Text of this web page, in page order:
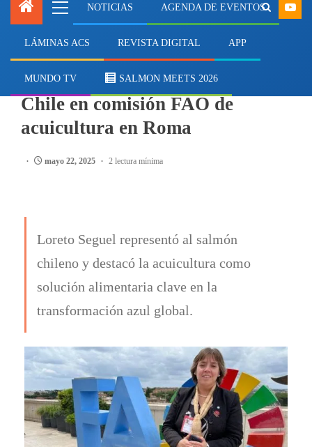
NOTICIAS AGENDA DE EVENTOS
LÁMINAS ACS REVISTA DIGITAL APP
MUNDO TV SALMON MEETS 2026
Consejo del Salmón representó a
Chile en comisión FAO de
acuicultura en Roma
mayo 22, 2025 2 lectura mínima
Loreto Seguel representó al salmón
chileno y destacó la acuicultura como
solución alimentaria clave en la
transformación azul global.